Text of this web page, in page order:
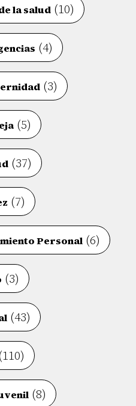
la salud (10)
(4)
(3)
(5)
(37)
(7)
Personal (6)
(3)
(43)
(8)